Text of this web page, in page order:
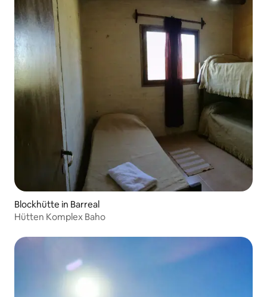
Blockhütte in Barreal
Hütten Komplex Baho